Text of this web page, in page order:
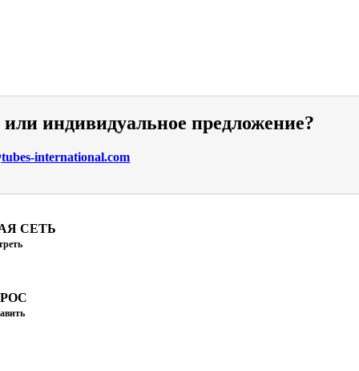
индивидуальное предложение?
international.com
СЕТЬ